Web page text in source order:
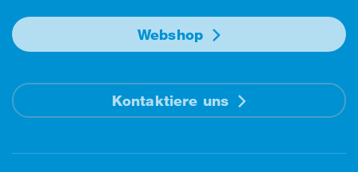
Webshop
Kontaktiere uns